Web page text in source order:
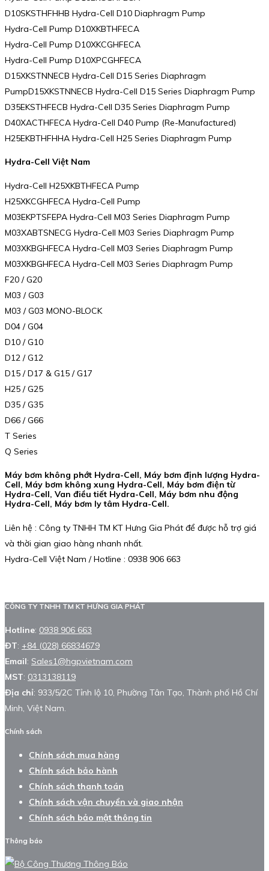
D10SKSTHFHHB Hydra-Cell D10 Diaphragm Pump
Hydra-Cell Pump D10XKBTHFECA
Hydra-Cell Pump D10XKCGHFECA
Hydra-Cell Pump D10XPCGHFECA
D15XKSTNNECB Hydra-Cell D15 Series Diaphragm
PumpD15XKSTNNECB Hydra-Cell D15 Series Diaphragm Pump
D35EKSTHFECB Hydra-Cell D35 Series Diaphragm Pump
D40XACTHFECA Hydra-Cell D40 Pump (Re-Manufactured)
H25EKBTHFHHA Hydra-Cell H25 Series Diaphragm Pump
Hydra-Cell Việt Nam
Hydra-Cell H25XKBTHFECA Pump
H25XKCGHFECA Hydra-Cell Pump
M03EKPTSFEPA Hydra-Cell M03 Series Diaphragm Pump
M03XABTSNECG Hydra-Cell M03 Series Diaphragm Pump
M03XKBGHFECA Hydra-Cell M03 Series Diaphragm Pump
M03XKBGHFECA Hydra-Cell M03 Series Diaphragm Pump
F20 / G20
M03 / G03
M03 / G03 MONO-BLOCK
D04 / G04
D10 / G10
D12 / G12
D15 / D17 & G15 / G17
H25 / G25
D35 / G35
D66 / G66
T Series
Q Series
Máy bơm không phớt Hydra-Cell, Máy bơm định lượng Hydra-
Cell, Máy bơm không xung Hydra-Cell, Máy bơm điện từ
Hydra-Cell, Van điều tiết Hydra-Cell, Máy bơm nhu động
Hydra-Cell, Máy bơm ly tâm Hydra-Cell.
Liên hệ : Công ty TNHH TM KT Hưng Gia Phát để được hỗ trợ giá
và thời gian giao hàng nhanh nhất.
Hydra-Cell Việt Nam / Hotline : 0938 906 663
CÔNG TY TNHH TM KT HƯNG GIA PHÁT
Hotline: 0938 906 663
ĐT: +84 (028) 66834679
Email: Sales1@hgpvietnam.com
MST: 0313138119
Địa chỉ: 933/5/2C Tỉnh lộ 10, Phường Tân Tạo, Thành phố Hồ Chí
Minh, Việt Nam.
Chính sách
Chính sách mua hàng
Chính sách bảo hành
Chính sách thanh toán
Chính sách vận chuyển và giao nhận
Chính sách bảo mật thông tin
Thông báo